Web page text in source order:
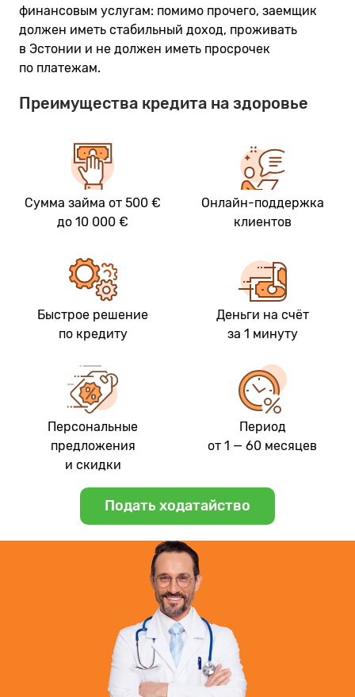
финансовым услугам: помимо прочего, заемщик
должен иметь стабильный доход, проживать
в Эстонии и не должен иметь просрочек
по платежам.
Преимущества кредита на здоровье
Сумма займа от 500 €
до 10 000 €
Онлайн-поддержка
клиентов
Быстрое решение
по кредиту
Деньги на счёт
за 1 минуту
Персональные
предложения
и скидки
Период
от 1 — 60 месяцев
Подать ходатайство